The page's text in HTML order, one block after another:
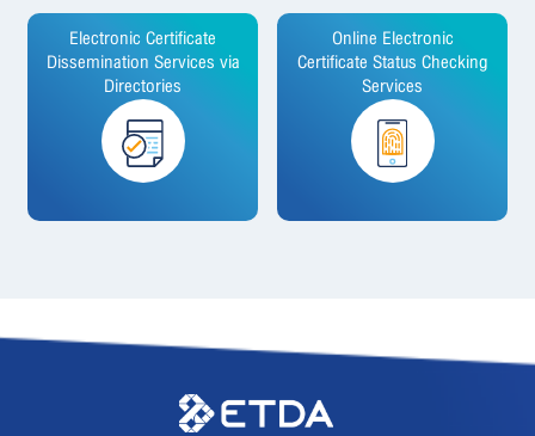
Electronic Certificate
Dissemination Services via
Directories
Online Electronic
Certificate Status Checking
Services